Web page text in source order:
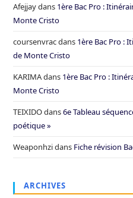
Afejjaydans 1ère Bac Pro :
Monte Cristo
coursenvracdans 1ère Bac Pro :
de Monte Cristo
KARIMAdans 1ère Bac Pro :
Monte Cristo
TEIXIDOdans6e Tableau
poétique »
Weaponhzidans Fiche révision
ARCHIVES